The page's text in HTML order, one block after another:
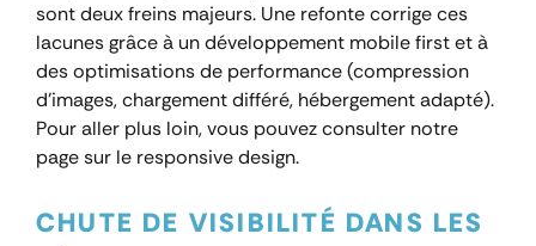
sont deux freins majeurs. Une refonte corrige ces
lacunes grâce à un développement mobile first et à
des optimisations de performance (compression
d’images, chargement différé, hébergement adapté).
Pour aller plus loin, vous pouvez consulter notre
page sur le responsive design.
CHUTE DE VISIBILITÉ DANS LES